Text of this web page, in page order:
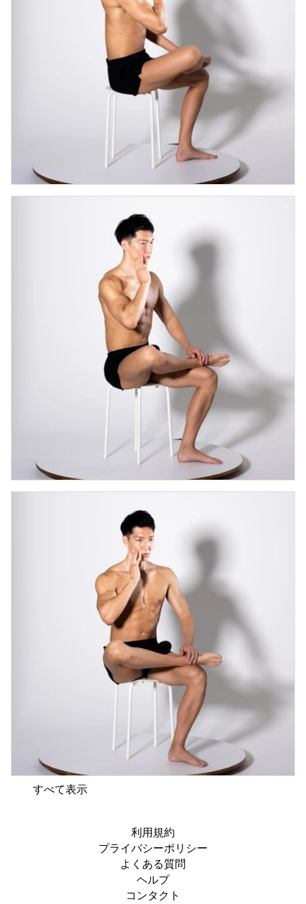
すべて表示
利用規約
プライバシーポリシー
よくある質問
ヘルプ
コンタクト